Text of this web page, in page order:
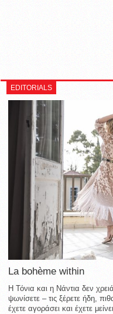
EDITORIALS
La bohème within
Η Τόνια και η Νάντια δεν
ψωνίσετε – τις ξέρετε ήδη,
έχετε αγοράσει και έχετε